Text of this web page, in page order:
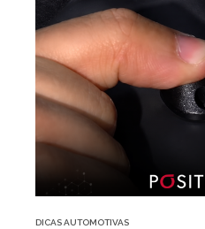
DICAS AUTOMOTIVAS